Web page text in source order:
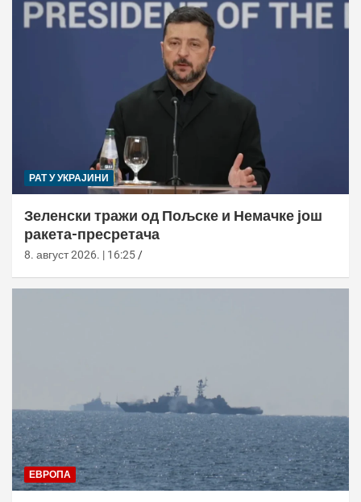
РАТ У УКРАЈИНИ
Зеленски тражи од Пољске и Немачке још
ракета-пресретача
8. август 2026. | 16:25
ЕВРОПА